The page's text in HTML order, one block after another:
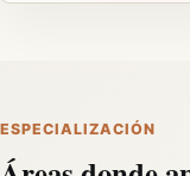
ESPECIALIZACIÓN